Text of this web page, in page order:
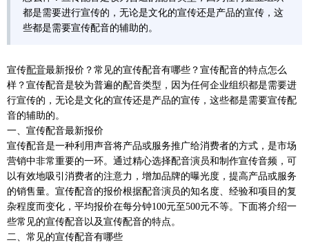
都是需要进行宣传的，无论是文化的宣传还是产品的宣传，这
些都是需要宣传配音的辅助的。
宣传配音最新报价？常见的宣传配音有哪些？宣传配音的特点怎么
样？宣传配音是较为普遍的配音类型，因为任何企业组织都是需要进
行宣传的，无论是文化的宣传还是产品的宣传，这些都是需要宣传配
音的辅助的。
一、宣传配音最新报价
宣传配音是一种利用声音将产品或服务推广给消费者的方式，是市场
营销中非常重要的一环。通过精心选择配音演员和制作宣传音频，可
以有效地吸引消费者的注意力，增加品牌的曝光度，提高产品或服务
的销售量。宣传配音的报价根据配音演员的知名度、经验和项目的复
杂程度而变化，平均报价在每分钟100元至500元不等。下面将介绍一
些常见的宣传配音以及宣传配音的特点。
二、常见的宣传配音有哪些